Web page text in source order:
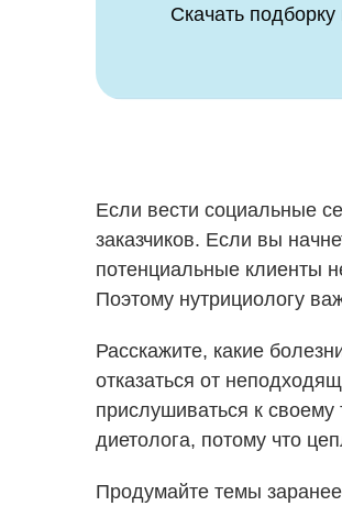
Скачать
Если вести социальные
заказчиков. Если вы
потенциальные клиенты
Поэтому нутрициологу
Расскажите, какие
отказаться от
прислушиваться к
диетолога, потому что
Продумайте темы